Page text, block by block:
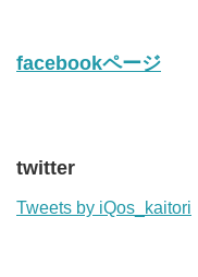
facebookページ
twitter
Tweets by iQos_kaitori